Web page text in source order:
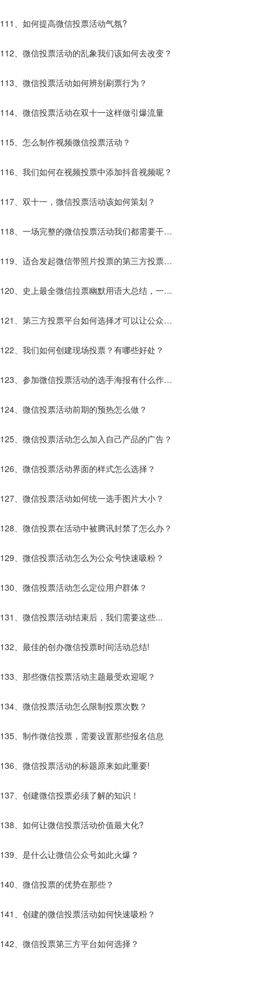
111、如何提高微信投票活动气氛?
112、微信投票活动的乱象我们该如何去改变？
113、微信投票活动如何辨别刷票行为？
114、微信投票活动在双十一这样做引爆流量
115、怎么制作视频微信投票活动？
116、我们如何在视频投票中添加抖音视频呢？
117、双十一，微信投票活动该如何策划？
118、一场完整的微信投票活动我们都需要干些
什么？
119、适合发起微信带照片投票的第三方投票平
台有哪些？
120、史上最全微信拉票幽默用语大总结，一句
话让别人为你投票！
121、第三方投票平台如何选择才可以让公众号
快速增粉？
122、我们如何创建现场投票？有哪些好处？
123、参加微信投票活动的选手海报有什么作
124、微信投票活动前期的预热怎么做？
125、微信投票活动怎么加入自己产品的广告？
126、微信投票活动界面的样式怎么选择？
127、微信投票活动如何统一选手图片大小？
128、微信投票在活动中被腾讯封禁了怎么办？
129、微信投票活动怎么为公众号快速吸粉？
130、微信投票活动怎么定位用户群体？
131、微信投票活动结束后，我们需要这些...
132、最佳的创办微信投票时间活动总结!
133、那些微信投票活动主题最受欢迎呢？
134、微信投票活动怎么限制投票次数？
135、制作微信投票，需要设置那些报名信息
136、微信投票活动的标题原来如此重要!
137、创建微信投票必须了解的知识！
138、如何让微信投票活动价值最大化?
139、是什么让微信公众号如此火爆？
140、微信投票的优势在那些？
141、创建的微信投票活动如何快速吸粉？
142、微信投票第三方平台如何选择？